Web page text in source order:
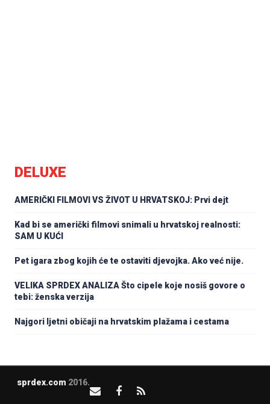
DELUXE
AMERIČKI FILMOVI VS ŽIVOT U HRVATSKOJ: Prvi dejt
Kad bi se američki filmovi snimali u hrvatskoj realnosti:
SAM U KUĆI
Pet igara zbog kojih će te ostaviti djevojka. Ako već nije.
VELIKA SPRDEX ANALIZA Što cipele koje nosiš govore o
tebi: ženska verzija
Najgori ljetni običaji na hrvatskim plažama i cestama
sprdex.com 2016.